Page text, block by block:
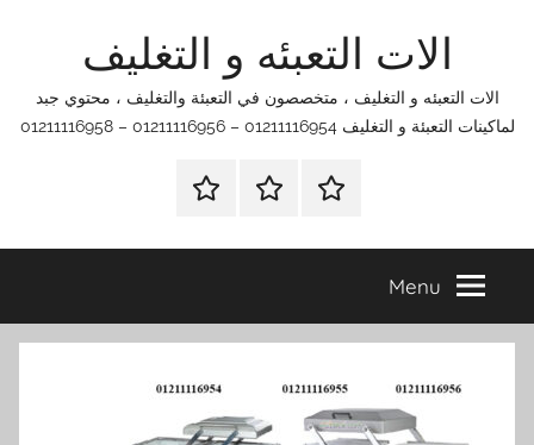
الات التعبئه و التغليف
الات التعبئه و التغليف ، متخصصون في التعبئة والتغليف ، محتوي جبد
لماكينات التعبئة و التغليف 01211116954 – 01211116956 – 01211116958
الرئيسيةاتصل
اتـصـل
في
التي
Menu